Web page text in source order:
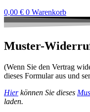
0,00 € 0 Warenkorb
Muster-
(Wenn Sie den Vertrag
dieses Formular aus und
Hierkönnen Sie dieses
laden.